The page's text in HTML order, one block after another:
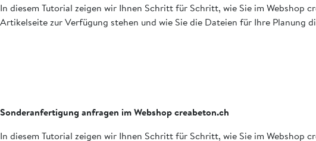
In diesem Tutorial zeigen wir Ihnen Schritt für Schritt, wie Sie im Webshop
Artikelseite zur Verfügung stehen und wie Sie die Dateien für Ihre Planung
Sonderanfertigung anfragen im Webshop creabeton.ch
In diesem Tutorial zeigen wir Ihnen Schritt für Schritt, wie Sie im